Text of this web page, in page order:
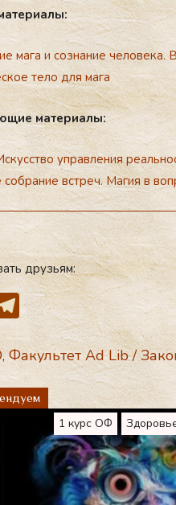
мага и сознание человека.
тело для мага
ма­тери­алы:
управления
встреч. Магия в
друзьям:
T
el
e
gr
a
m
,Факультет Ad Lib/
1 курс ОФ